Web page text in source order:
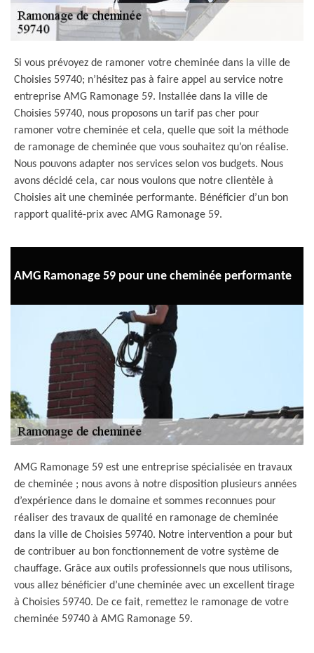
Si vous prévoyez de ramoner votre cheminée dans la ville de
Choisies 59740; n’hésitez pas à faire appel au service notre
entreprise AMG Ramonage 59. Installée dans la ville de
Choisies 59740, nous proposons un tarif pas cher pour
ramoner votre cheminée et cela, quelle que soit la méthode
de ramonage de cheminée que vous souhaitez qu’on réalise.
Nous pouvons adapter nos services selon vos budgets. Nous
avons décidé cela, car nous voulons que notre clientèle à
Choisies ait une cheminée performante. Bénéficier d’un bon
rapport qualité-prix avec AMG Ramonage 59.
AMG Ramonage 59 pour une cheminée performante
AMG Ramonage 59 est une entreprise spécialisée en travaux
de cheminée ; nous avons à notre disposition plusieurs années
d’expérience dans le domaine et sommes reconnues pour
réaliser des travaux de qualité en ramonage de cheminée
dans la ville de Choisies 59740. Notre intervention a pour but
de contribuer au bon fonctionnement de votre système de
chauffage. Grâce aux outils professionnels que nous utilisons,
vous allez bénéficier d’une cheminée avec un excellent tirage
à Choisies 59740. De ce fait, remettez le ramonage de votre
cheminée 59740 à AMG Ramonage 59.